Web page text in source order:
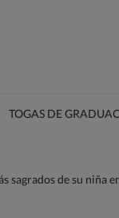
TOGAS DE
sagrados de su niña